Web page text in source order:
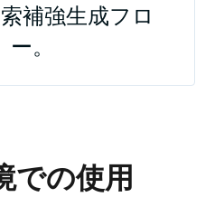
補強生成フロ
ー。
での使用